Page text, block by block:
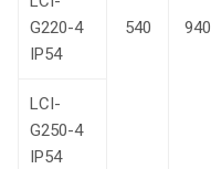
540 940
G220-4
IP54
LCI-
G250-4
IP54